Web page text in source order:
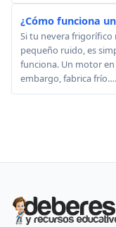
¿Cómo funciona
Si tu nevera frigorífico
pequeño ruido, es
funciona. Un motor
embargo, fabrica